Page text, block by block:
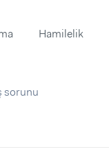
Hamilelik
sorunu